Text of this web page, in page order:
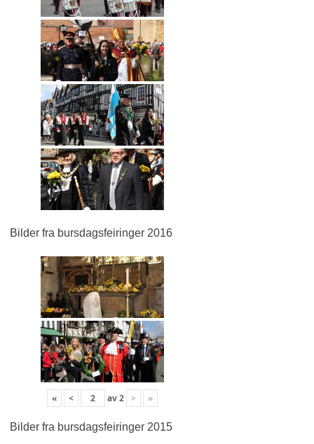
Bilder fra bursdagsfeiringer 2016
« < av2 > »
Bilder fra bursdagsfeiringer 2015